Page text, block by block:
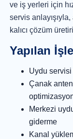
ve iş yerleri için
servis anlayışıyla,
kalıcı çözüm
Yapılan
Uydu servisi
Çanak
Merkezi
giderme
Kanal